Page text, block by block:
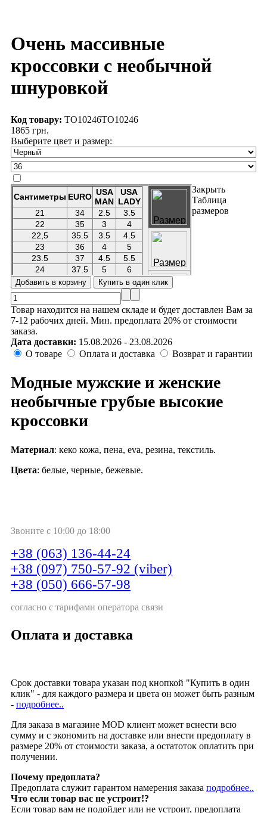
Очень массивные
кроссовки с необычной
шнуровкой
Код товару: TO10246TO10246
1865 грн.
Выберите цвет и размер:
Закрыть
Таблица
размеров
Товар находится на нашем складе и будет доставлен Вам за
7-12 рабочих дней. Мин. предоплата 20% от стоимости
заказа.
Дата доставки: 15.08.2026 - 23.08.2026
О товаре
Оплата и доставка Возврат и гарантии
Модные мужские и женские
необычные грубые высокие
кроссовки
Материал: кеко кожа, пена, eva, резина, текстиль.
Цвета: белые, черные, бежевые.
Звоните с 10:00 до 18:00
+38 (063) 136-44-24
+38 (097) 750-57-92 (viber)
+38 (050) 666-57-98
согласно с тарифами оператора связи
Оплата и доставка
Срок доставки товара указан под кнопкой "Купить в один
клик" - для каждого размера и цвета он может быть разным
- подробнее..
Для заказа в магазине MOD клиент может вснести всю
сумму и с экономить на доставке или внести предоплату в
размере 20% от стоимости заказа, а остатоток оплатить при
получении.
Почему предоплата?
Предоплата служит гарантом намерения заказа подробнее..
Что если товар вас не устроит!?
Если товар вам не подойдет или не устроит, предоплата